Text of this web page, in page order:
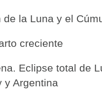
la Luna y el
creciente
Eclipse total de
y Argentina